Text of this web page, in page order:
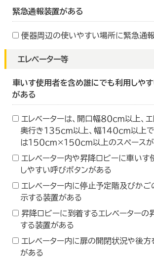
緊急通報装置がある
便器周辺の使いやすい場所に緊急通
エレベーター等
車いす使用者を含め誰にでも利用しやす
がある
エレベーターは、開口幅８０ｃｍ以上、
奥行き１３５ｃｍ以上、幅１４０ｃｍ以上
は１５０ｃｍ×１５０ｃｍ以上のスペース
エレベーター内や昇降ロビーに車いす
しやすい呼びボタンがある
エレベーター内に停止予定階及びか
示する装置がある
昇降ロビーに到着するエレベーターの
する装置がある
エレベーター内に扉の開閉状況や後
がある